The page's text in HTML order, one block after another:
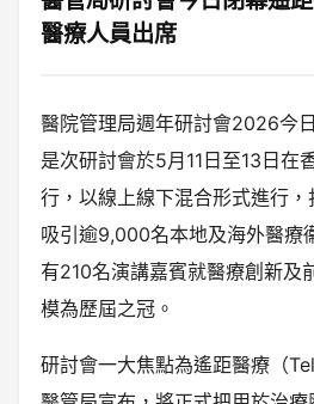
醫療人員出席
醫院管理局週年研討會2026今
是次研討會於5月11日至13日在
行，以線上線下混合形式進行
吸引逾9,000名本地及海外醫療
有210名演講嘉賓就醫療創新及
模為歷屆之冠。
研討會一大焦點為遙距醫療（